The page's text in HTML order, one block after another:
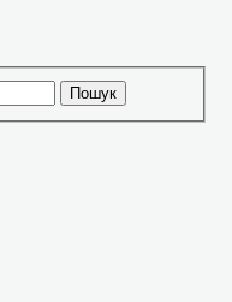
Пошук